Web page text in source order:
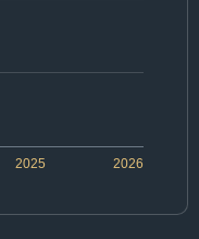
2026
2025